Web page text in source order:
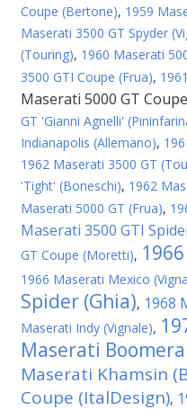
Coupe (Bertone), 1959
Maserati 3500 GT Spyder
(Touring), 1960 Maserati
3500 GTI Coupe (Frua),
Maserati 5000 GT
GT 'Gianni Agnelli'
Indianapolis (Allemano),
1962 Maserati 3500 GT
'Tight' (Boneschi), 1962
Maserati 5000 GT (Frua),
Maserati 3500 GTI
GT Coupe (Moretti),
1966 Maserati Mexico
Spider (Ghia), 1968
Maserati Indy (Vignale),
Maserati
Maserati Khamsin
Coupe (ItalDesign),